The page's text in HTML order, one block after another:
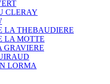
CLERAY
LA THEBAUDIERE
LA MOTTE
GRAVIERE
LORMA